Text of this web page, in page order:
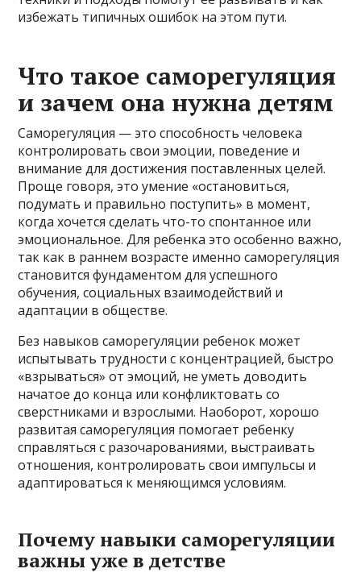
избежать типичных ошибок на этом пути.
Что такое саморегуляция
и зачем она нужна детям
Саморегуляция — это способность человека
контролировать свои эмоции, поведение и
внимание для достижения поставленных целей.
Проще говоря, это умение «остановиться,
подумать и правильно поступить» в момент,
когда хочется сделать что-то спонтанное или
эмоциональное. Для ребенка это особенно важно,
так как в раннем возрасте именно саморегуляция
становится фундаментом для успешного
обучения, социальных взаимодействий и
адаптации в обществе.
Без навыков саморегуляции ребенок может
испытывать трудности с концентрацией, быстро
«взрываться» от эмоций, не уметь доводить
начатое до конца или конфликтовать со
сверстниками и взрослыми. Наоборот, хорошо
развитая саморегуляция помогает ребенку
справляться с разочарованиями, выстраивать
отношения, контролировать свои импульсы и
адаптироваться к меняющимся условиям.
Почему навыки саморегуляции
важны уже в детстве